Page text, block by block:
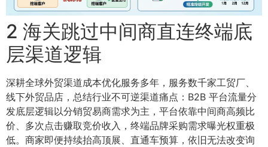
2 海关跳过中间商直连终端底
层渠道逻辑
深耕全球外贸渠道成本优化服务多年，服务数千家工贸厂、
线下外贸品店，总结行业不可逆渠道痛点：B2B 平台流量分
发底层逻辑以分销贸易商需求为主，平台依靠中间商高频比
价、多次点击赚取竞价收入，终端品牌采购需求曝光权重极
低。商家即便持续抬高顶展、直通车预算，依旧无法改变询